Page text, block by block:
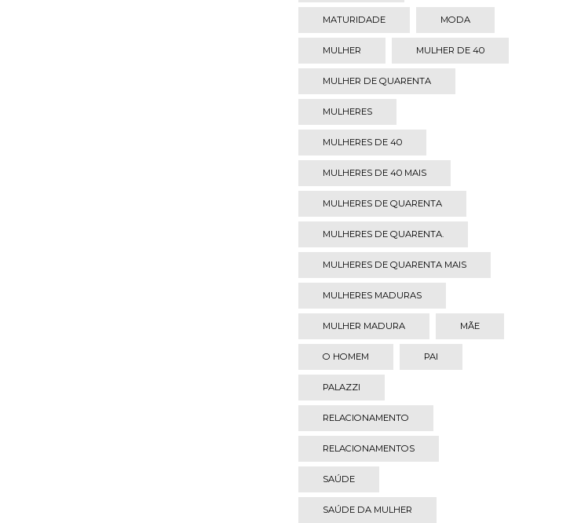
MATURIDADE MODA
MULHER MULHER DE 40
MULHER DE QUARENTA
MULHERES
MULHERES DE 40
MULHERES DE 40 MAIS
MULHERES DE QUARENTA
MULHERES DE QUARENTA.
MULHERES DE QUARENTA MAIS
MULHERES MADURAS
MULHER MADURA MÃE
O HOMEM PAI
PALAZZI
RELACIONAMENTO
RELACIONAMENTOS
SAÚDE
SAÚDE DA MULHER